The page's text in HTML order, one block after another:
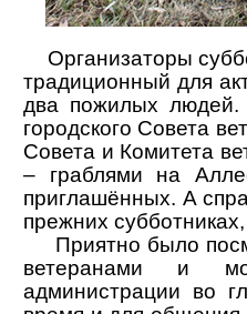
Организаторы
традиционный для
два пожилых людей.
городского Совета
Совета и Комитета
– граблями на
приглашённых. А
прежних
Приятно было
ветеранами и
администрации во